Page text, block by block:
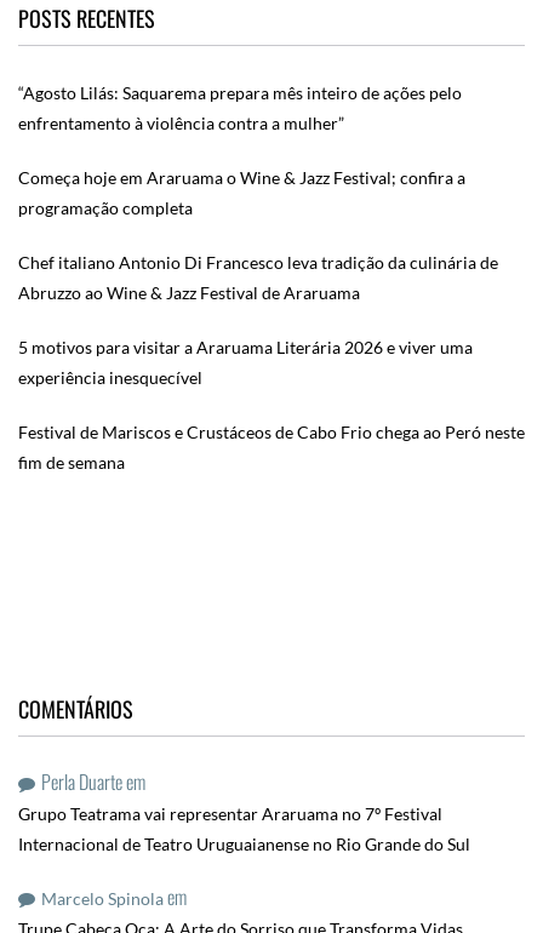
POSTS RECENTES
“Agosto Lilás: Saquarema prepara mês inteiro de ações pelo
enfrentamento à violência contra a mulher”
Começa hoje em Araruama o Wine & Jazz Festival; confira a
programação completa
Chef italiano Antonio Di Francesco leva tradição da culinária de
Abruzzo ao Wine & Jazz Festival de Araruama
5 motivos para visitar a Araruama Literária 2026 e viver uma
experiência inesquecível
Festival de Mariscos e Crustáceos de Cabo Frio chega ao Peró neste
fim de semana
COMENTÁRIOS
Perla Duarteem
Grupo Teatrama vai representar Araruama no 7º Festival
Internacional de Teatro Uruguaianense no Rio Grande do Sul
Marcelo Spinolaem
Trupe Cabeça Oca: A Arte do Sorriso que Transforma Vidas